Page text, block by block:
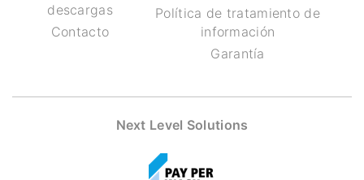
descargas
Contacto
Política de tratamiento de
información
Garantía
Next Level Solutions